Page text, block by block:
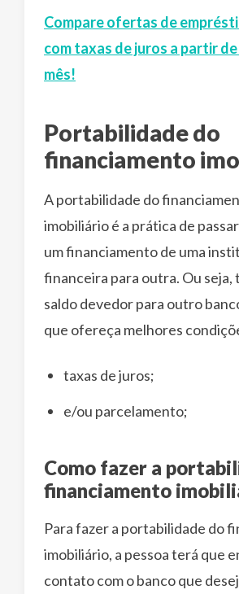
Compare ofertas de
com taxas de juros a partir de
mês!
Portabilidade do
financiamento
A portabilidade do
imobiliário é a prática de
um financiamento de uma
financeira para outra. Ou
saldo devedor para outro
que ofereça melhores
taxas de juros;
e/ou parcelamento;
Como fazer a
financiamento
Para fazer a portabilidade do
imobiliário, a pessoa terá que
contato com o banco que